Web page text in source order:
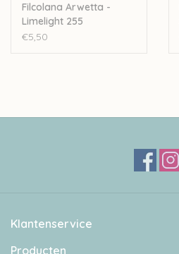
Filcolana Arwetta -
Limelight 255
€5,50
Klantenservice
Producten